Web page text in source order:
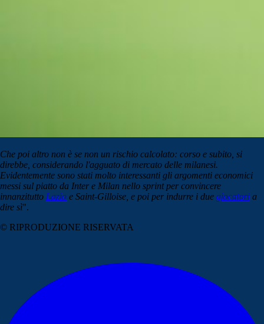
Che poi altro non è se non un rischio calcolato: corso e subito, si
direbbe, considerando l'agguato di mercato delle milanesi.
Evidentemente sono stati molto interessanti gli argomenti economici
messi sul piatto da Inter e Milan nello sprint per convincere
innanzitutto Lazio e Saint-Gilloise, e poi per indurre i due giocatori a
dire sì".
© RIPRODUZIONE RISERVATA